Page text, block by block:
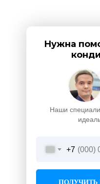
Наши
Нужна
+7
ПОЛУЧИТЬ